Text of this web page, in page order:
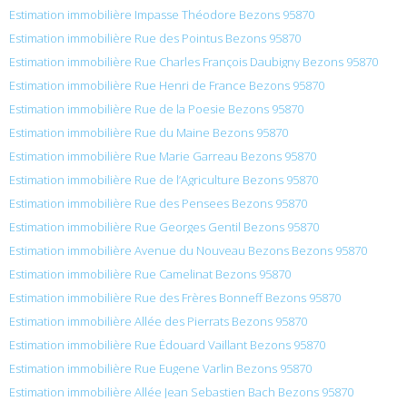
Estimation immobilière Impasse Théodore Bezons 95870
Estimation immobilière Rue des Pointus Bezons 95870
Estimation immobilière Rue Charles François Daubigny Bezons 95870
Estimation immobilière Rue Henri de France Bezons 95870
Estimation immobilière Rue de la Poesie Bezons 95870
Estimation immobilière Rue du Maine Bezons 95870
Estimation immobilière Rue Marie Garreau Bezons 95870
Estimation immobilière Rue de l’Agriculture Bezons 95870
Estimation immobilière Rue des Pensees Bezons 95870
Estimation immobilière Rue Georges Gentil Bezons 95870
Estimation immobilière Avenue du Nouveau Bezons Bezons 95870
Estimation immobilière Rue Camelinat Bezons 95870
Estimation immobilière Rue des Frères Bonneff Bezons 95870
Estimation immobilière Allée des Pierrats Bezons 95870
Estimation immobilière Rue Édouard Vaillant Bezons 95870
Estimation immobilière Rue Eugene Varlin Bezons 95870
Estimation immobilière Allée Jean Sebastien Bach Bezons 95870